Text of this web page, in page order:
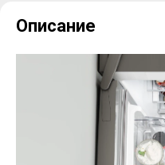
Описание